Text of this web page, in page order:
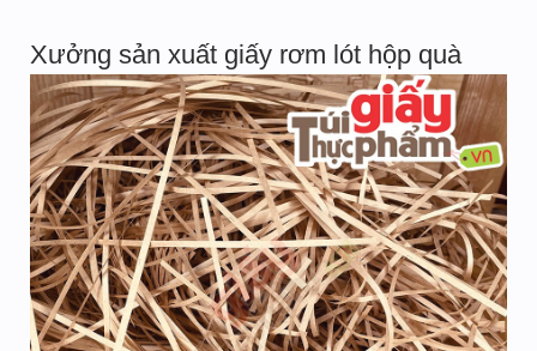
Xưởng sản xuất giấy rơm lót hộp quà